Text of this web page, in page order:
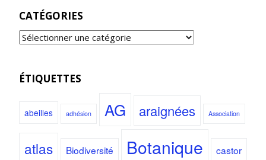
CATÉGORIES
ÉTIQUETTES
abeilles adhésion AG araignées Association
atlas Biodiversité Botanique castor